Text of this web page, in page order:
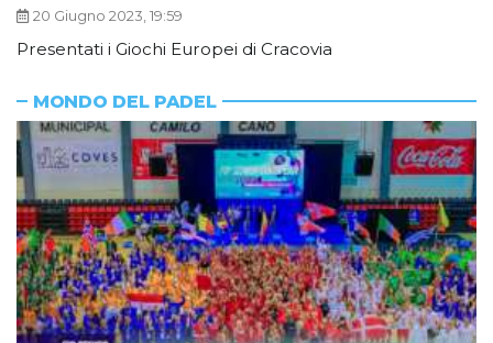
20 Giugno 2023, 19:59
Presentati i Giochi Europei di Cracovia
MONDO DEL PADEL